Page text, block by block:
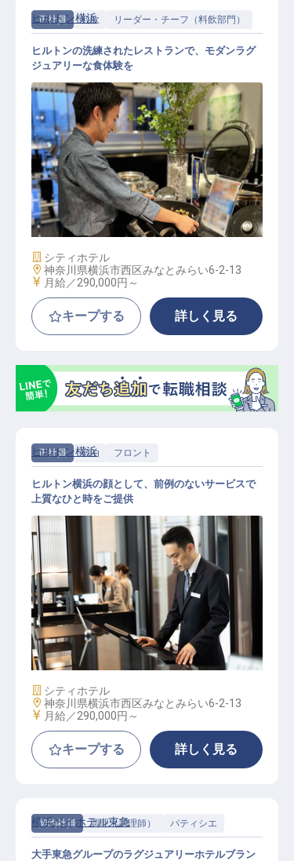
正社員 料飲 リーダー・チーフ（料飲部門）
レストランサービス│月給29万～／
年収510万円可／オープニング
ヒルトン横浜
ヒルトンの洗練されたレストランで、モダンラグ
ジュアリーな食体験を
施設業態
シティホテル
勤務地
神奈川県横浜市西区みなとみらい6-2-13
給与
月給／290,000円～
キープする 詳しく見る
正社員 宿泊 フロント
宿泊部門│年収500万円以上可／横浜
エリア／オープニング／経験者採用
ヒルトン横浜
ヒルトン横浜の顔として、前例のないサービスで
上質なひと時をご提供
施設業態
シティホテル
勤務地
神奈川県横浜市西区みなとみらい6-2-13
給与
月給／290,000円～
キープする 詳しく見る
契約社員 調理（調理師） パティシエ
横浜ベイホテル東急
大手東急グループのラグジュアリーホテルブラン